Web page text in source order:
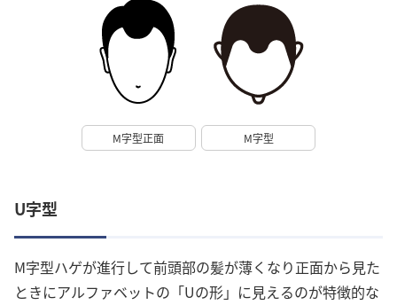
M字型正面 M字型
U字型
M字型ハゲが進行して前頭部の髪が薄くなり正面から見た
ときにアルファベットの「Uの形」に見えるのが特徴的な